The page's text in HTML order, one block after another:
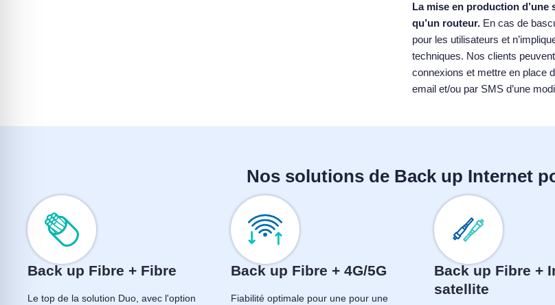
La mise en production d’une
qu’un routeur. En cas de
pour les utilisateurs et
techniques. Nos clients
connexions et mettre en place
email et/ou par SMS d’une
Nos solutions de Back up Internet
Back up Fibre + Fibre
Le top de la solution Duo, avec l'option
Back up Fibre + 4G/5G
Fiabilité optimale pour une pour une
Back up Fibre +
satellite